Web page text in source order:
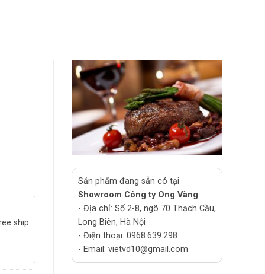
Sản phẩm đang sẵn có tại
Showroom Công ty Ong Vàng
- Địa chỉ: Số 2-8, ngõ 70 Thạch Cầu,
Long Biên, Hà Nội
- Điện thoại: 0968.639.298
- Email: vietvd10@gmail.com
ship